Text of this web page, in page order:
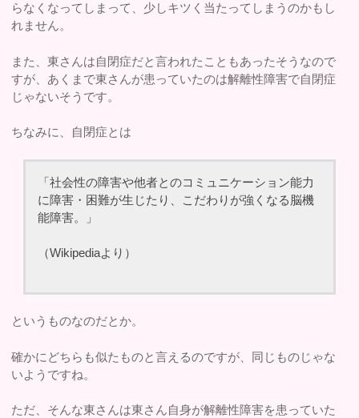
らなくなってしまって、少しキツく当たってしまうのかもし
れません。
また、東さんは自閉症だと言われたこともあったそうなので
すが、あくまで東さんが患っていたのは解離性障害で自閉症
じゃないそうです。
ちなみに、自閉症とは
「社会性の障害や他者とのコミュニケーション能力
に障害・困難が生じたり、こだわりが強くなる脳機
能障害。」
（Wikipediaより）
というものなのだとか。
確かにどちらも似たものと言えるのですが、同じものじゃな
いようですね。
ただ、そんな東さんは東さん自身が解離性障害を患っていた